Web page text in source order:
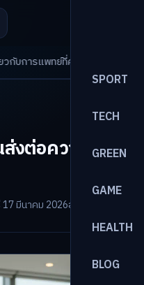
SPORT
TECH
GREEN
GAME
HEALTH
BLOG
ที่ควรรู้/ดอกเบี้ยขาขึ้นรอบใหม่!
งต่อความ
มีนาคม 2026อ่าน 24 นาที